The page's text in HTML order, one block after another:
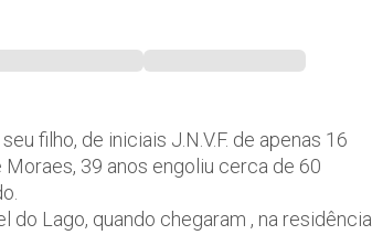
filho, de iniciais J.N.V.F. de apenas 16
39 anos engoliu cerca de 60
do Lago, quando chegaram , na residência